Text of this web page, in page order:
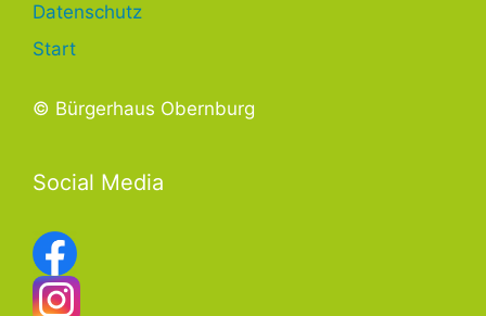
Datenschutz
Start
© Bürgerhaus Obernburg
Social Media